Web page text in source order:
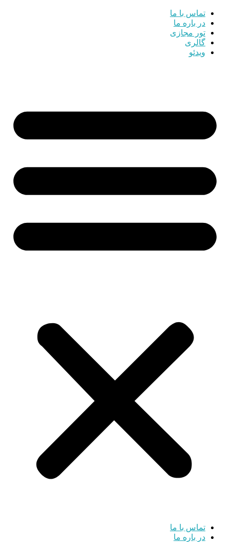
تماس با ما
در باره ما
تور مجازی
گالری
ویدئو
تماس با ما
در باره ما